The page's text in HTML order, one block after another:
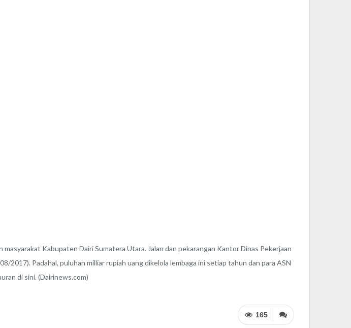
Kabupaten Dairi Sumatera Utara. Jalan dan pekarangan Kantor Dinas Pekerjaan
2017). Padahal, puluhan milliar rupiah uang dikelola lembaga ini setiap tahun dan para ASN
di sini. (Dairinews.com)
165